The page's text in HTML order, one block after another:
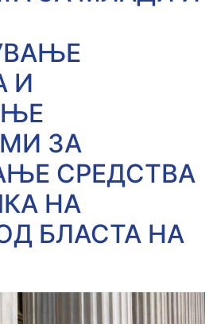
И
ЗА
СРЕДСТВА
НА
БЛАСТА НА